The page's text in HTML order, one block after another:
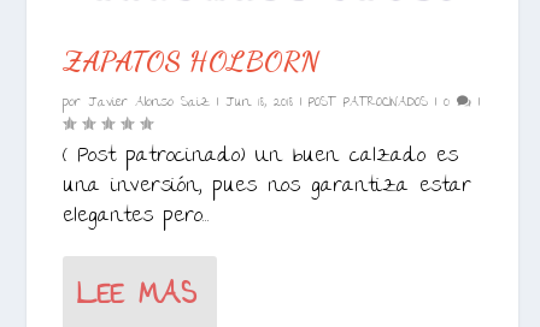
ZAPATOS HOLBORN
por Javier Alonso Saiz | Jun 18, 2018 |POST PATROCINADOS |0 |
( Post patrocinado) Un buen calzado es
una inversión, pues nos garantiza estar
elegantes pero...
LEE MAS